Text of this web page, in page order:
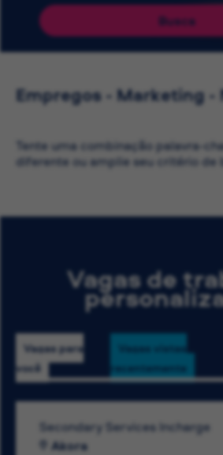
Busca
Empregos - Marketing
Tente uma combinação palavra-
diferente ou amplie seu critério de
Vagas de
Vagas para
você
Vagas vistas
recentemente
Secondary Services Incharge
Akora